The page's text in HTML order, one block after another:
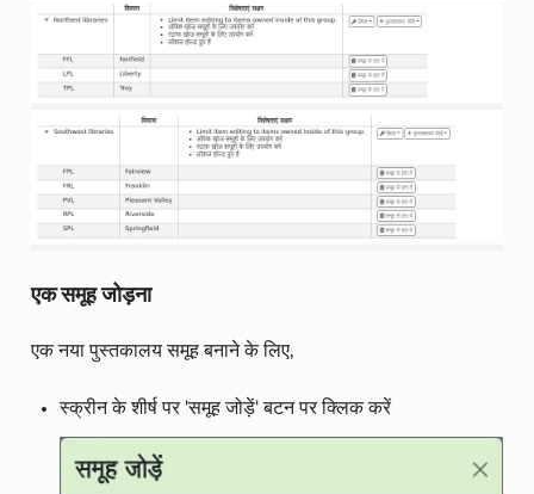
एक समूह जोड़ना
एक नया पुस्तकालय समूह बनाने के लिए,
स्क्रीन के शीर्ष पर 'समूह जोड़ें' बटन पर क्लिक करें